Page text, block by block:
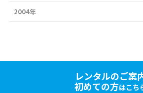
2004年
レンタルのご案
初めての方はこち